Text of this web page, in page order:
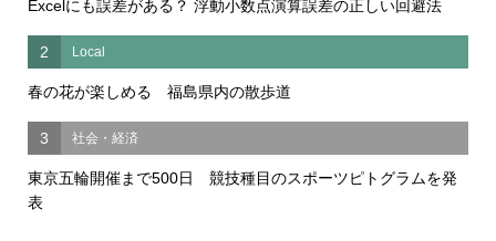
Excelにも誤差がある？ 浮動小数点演算誤差の正しい回避法
2 Local
春の花が楽しめる 福島県内の散歩道
3 社会・経済
東京五輪開催まで500日 競技種目のスポーツピトグラムを発
表